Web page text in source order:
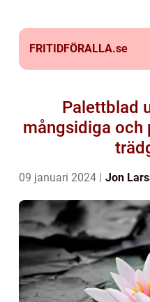
FRITIDFÖRALLA.se
Palettblad
mångsidiga och
09 januari 2024 Jon